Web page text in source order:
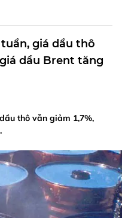
giá dầu thô
dầu Brent tăng
thô vẫn giảm 1,7%,